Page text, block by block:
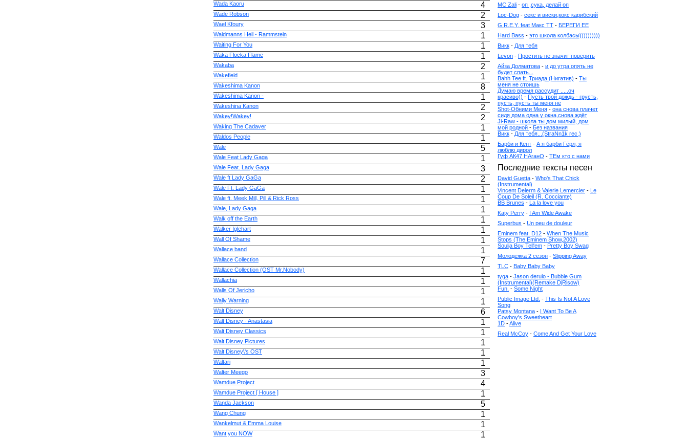
Wada Kaoru 4
Wade Robson 2
Wael Kfoury 3
Waidmanns Heil - Rammstein 1
Waiting For You 1
Waka Flocka Flame 1
Wakaba 2
Wakefield 1
Wakeshima Kanon 8
Wakeshima Kanon - 1
Wakeshina Kanon 2
Wakey!Wakey! 2
Waking The Cadaver 1
Waldos People 1
Wale 5
Wale Feat Lady Gaga 1
Wale Feat. Lady Gaga 3
Wale ft Lady GaGa 2
Wale Ft. Lady GaGa 1
Wale ft. Meek Mill, Pill & Rick Ross 1
Wale, Lady Gaga 1
Walk off the Earth 1
Walker Iglehart 1
Wall Of Shame 1
Wallace band 1
Wallace Collection 7
Wallace Collection (OST Mr.Nobody) 1
Wallachia 1
Walls Of Jericho 1
Wally Warning 1
Walt Disney 6
Walt Disney - Anastasia 1
Walt Disney Classics 1
Walt Disney Pictures 1
Walt Disney\'s OST 1
Waltari 1
Walter Meego 3
Wamdue Project 4
Wamdue Project [ House ] 1
Wanda Jackson 5
Wang Chung 1
Wankelmut & Emma Louise 1
Want you NOW 1
MC Zali - оп ,сука, делай оп
Loc-Dog - секс и виски,кокс карибский
G.R.E.Y. feat Макс ТТ - БЕРЕГИ ЕЕ
Hard Bass - это школа колбасы))))))))))
Викк - Для тебя
Levon - Простить не значит поверить
Айза Долматова - и до утра опять не
будет спать...
Bahh Tee ft. Триада (Нигатив) - Ты
меня не стоишь
Думаю время рассудит .....оч
красиво)) - Пусть твой дождь - грусть,
пусть, пусть ты меня не
Shot-Обними Меня - она снова плачет
сидя дома одна у окна,снова ждёт
Ji-Raw - школа ты дом милый, дом
мой родной - Без названия
Викк - Для тебя...(StraNn1k rec.)
Барби и Кент - А я барби Гёрл, я
люблю дирол
Гуф АК47 НАганО - ТЕм кто с нами
Последние тексты песен
David Guetta - Who's That Chick
(Instrumental)
Vincent Delerm & Valerie Lemercier - Le
Coup De Soleil (R. Cocciante)
BB Brunes - La la love you
Katy Perry - I Am Wide Awake
Superbus - Un peu de douleur
Eminem feat. D12 - When The Music
Stops (The Eminem Show,2002)
Soulja Boy Tell'em - Pretty Boy Swag
Молодежка 2 сезон - Slipping Away
TLC - Baby Baby Baby
tyga - Jason derulo - Bubble Gum
(Instrumental)(Remake DjRisow)
Fun. - Some Night
Public Image Ltd. - This Is Not A Love
Song
Patsy Montana - I Want To Be A
Cowboy's Sweetheart
1D -Alive
Real McCoy - Come And Get Your Love